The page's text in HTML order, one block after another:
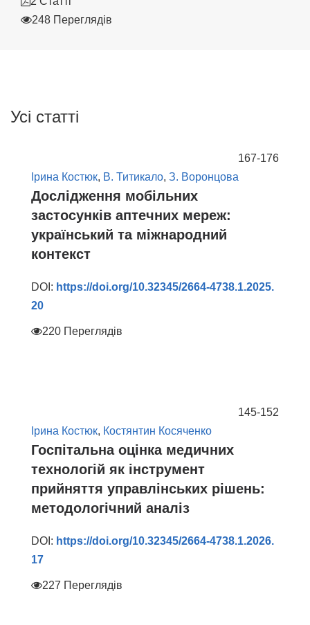
248 Переглядів
Усі статті
167-176
Ірина Костюк, В. Титикало, З. Воронцова
Дослідження мобільних
застосунків аптечних мереж:
український та міжнародний
контекст
DOI: https://doi.org/10.32345/2664-4738.1.2025.
20
220 Переглядів
145-152
Ірина Костюк, Костянтин Косяченко
Госпітальна оцінка медичних
технологій як інструмент
прийняття управлінських рішень:
методологічний аналіз
DOI: https://doi.org/10.32345/2664-4738.1.2026.
17
227 Переглядів